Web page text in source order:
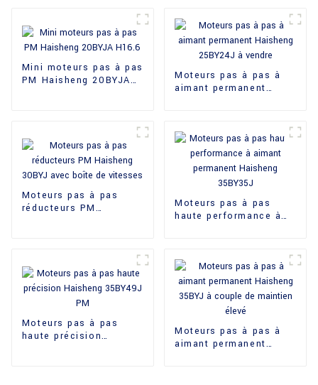
Mini moteurs pas à pas
PM Haisheng 20BYJA
Moteurs pas à pas à
aimant permanent
Moteurs pas à pas
réducteurs PM
Moteurs pas à pas
haute performance à
Moteurs pas à pas
haute précision
Moteurs pas à pas à
aimant permanent